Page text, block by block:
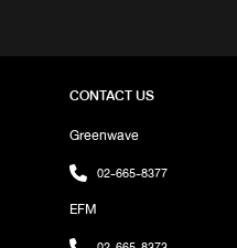
โพสต์ ไม่ว่าจะโพสต์รูป
ใหม่ หรือไอจีของคนที่เข
เป็นมูทเดียวกันหมด แบบคุ
กัน ทำให้มันดูสวยและ
ของเราหรือของเพื่อนๆเร
เพื่อนว่าอันนี้เราโพสต์
CONTACT US
Greenwave
02-665-8377
EFM